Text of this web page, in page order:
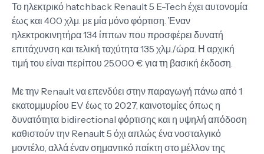
Το ηλεκτρικό hatchback Renault 5 E-Tech έχει αυτονομία
έως και 400 χλμ. με μία μόνο φόρτιση. Έναν
ηλεκτροκινητήρα 134 ίππων που προσφέρει δυνατή
επιτάχυνση και τελική ταχύτητα 135 χλμ./ώρα. Η αρχική
τιμή του είναι περίπου 25.000 € για τη βασική έκδοση.
Με την Renault να επενδύει στην παραγωγή πάνω από 1
εκατομμυρίου EV έως το 2027, καινοτομίες όπως η
δυνατότητα bidirectional φόρτισης και η υψηλή απόδοση
καθιστούν την Renault 5 όχι απλώς ένα νοσταλγικό
μοντέλο, αλλά έναν σημαντικό παίκτη στο μέλλον της